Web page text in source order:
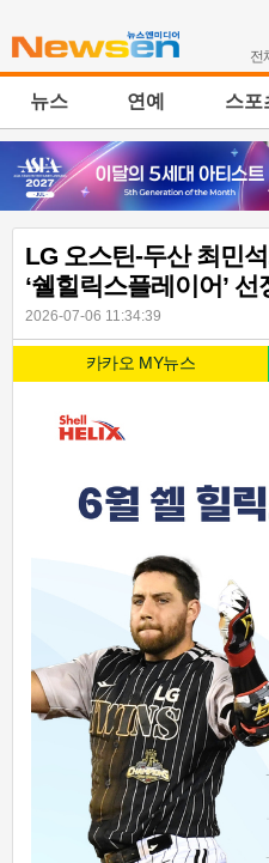
전
뉴스 연예 스포
LG 오스틴-두산 최민
‘쉘힐릭스플레이어’ 선
2026-07-06 11:34:39
카카오 MY뉴스